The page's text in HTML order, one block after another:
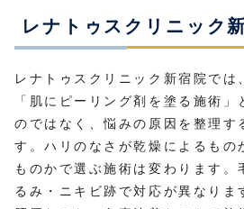
レナトゥスクリニック
レナトゥスクリニック新宿院では
「肌にピーリング剤を塗る施術
のではなく、悩みの原因を整理す
す。ハリのなさが乾燥によるもの
ものかで選ぶ施術は変わります。
るみ・ニキビ跡で対応が異なりま